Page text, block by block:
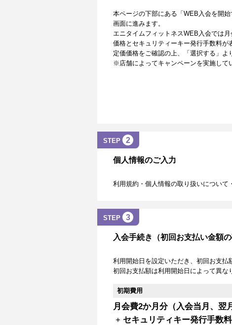
本ページの下部にある「WEB入会を開
画面に進みます。
エニタイムフィットネスWEB入会では
価格とセキュリティーキー発行手数料が
定価価格をご確認の上、「選択する」よ
※店舗によってキャンペーンを実施して
STEP 2
個人情報のご入力
利用規約・個人情報の取り扱いについて
STEP 3
入会手続き（初回お支払い金額
利用開始日を設定いただき、初回お支払
初回お支払額は利用開始日によって異な
初期費用
月会費2か月分（入会当月、翌
+ セキュリティキー発行手数料